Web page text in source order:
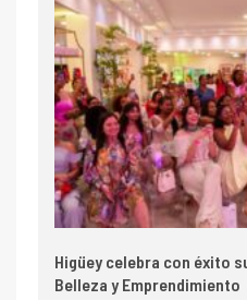
Higüey celebra con éxito
Belleza y Emprendimiento